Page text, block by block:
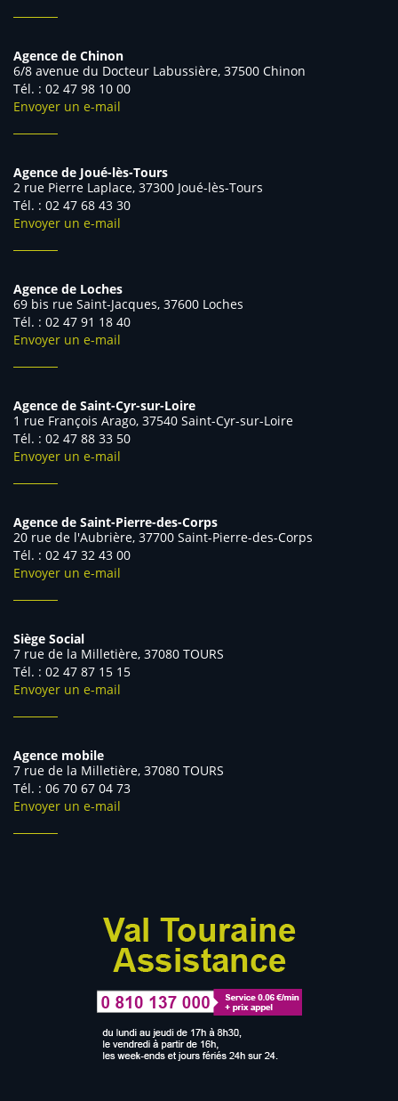
Agence de Chinon
6/8 avenue du Docteur Labussière, 37500 Chinon
Tél. : 02 47 98 10 00
Envoyer un e-mail
Agence de Joué-lès-Tours
2 rue Pierre Laplace, 37300 Joué-lès-Tours
Tél. : 02 47 68 43 30
Envoyer un e-mail
Agence de Loches
69 bis rue Saint-Jacques, 37600 Loches
Tél. : 02 47 91 18 40
Envoyer un e-mail
Agence de Saint-Cyr-sur-Loire
1 rue François Arago, 37540 Saint-Cyr-sur-Loire
Tél. : 02 47 88 33 50
Envoyer un e-mail
Agence de Saint-Pierre-des-Corps
20 rue de l'Aubrière, 37700 Saint-Pierre-des-Corps
Tél. : 02 47 32 43 00
Envoyer un e-mail
Siège Social
7 rue de la Milletière, 37080 TOURS
Tél. : 02 47 87 15 15
Envoyer un e-mail
Agence mobile
7 rue de la Milletière, 37080 TOURS
Tél. : 06 70 67 04 73
Envoyer un e-mail